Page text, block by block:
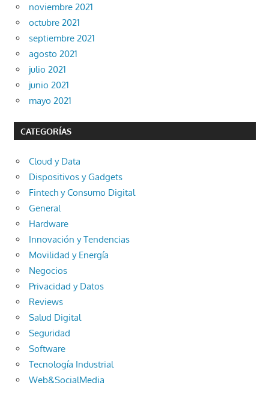
noviembre 2021
octubre 2021
septiembre 2021
agosto 2021
julio 2021
junio 2021
mayo 2021
CATEGORÍAS
Cloud y Data
Dispositivos y Gadgets
Fintech y Consumo Digital
General
Hardware
Innovación y Tendencias
Movilidad y Energía
Negocios
Privacidad y Datos
Reviews
Salud Digital
Seguridad
Software
Tecnología Industrial
Web&SocialMedia